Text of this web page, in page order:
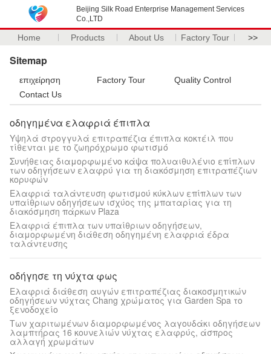
Beijing Silk Road Enterprise Management Services
Co.,LTD
Home Products About Us Factory Tour >>
Sitemap
επιχείρηση Factory Tour
Quality Control
Contact Us
οδηγημένα ελαφριά έπιπλα
Υψηλά στρογγυλά επιτραπέζια έπιπλα κοκτέιλ που
τίθενται με το ζωηρόχρωμο φωτισμό
Συνήθειας διαμορφωμένο κάψα πολυαιθυλένιο επίπλων
των οδηγήσεων ελαφρύ για τη διακόσμηση επιτραπέζιων
κορυφών
Ελαφριά ταλάντευση φωτισμού κύκλων επίπλων των
υπαίθριων οδηγήσεων ισχύος της μπαταρίας για τη
διακόσμηση πάρκων Plaza
Ελαφριά έπιπλα των υπαίθριων οδηγήσεων,
διαμορφωμένη διάθεση οδηγημένη ελαφριά έδρα
ταλάντευσης
οδήγησε τη νύχτα φως
Ελαφριά διάθεση αυγών επιτραπέζιας διακοσμητικών
οδηγήσεων νύχτας Chang χρώματος για Garden Spa το
ξενοδοχείο
Των χαριτωμένων διαμορφωμένος λαγουδάκι οδηγήσεων
λαμπτήρας 16 κουνελιών νύχτας ελαφρύς, άσπρος
αλλαγή χρωμάτων